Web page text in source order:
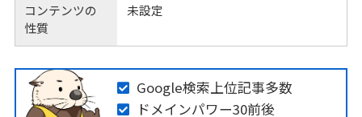
コンテンツの
性質
未設定
Google検索上位記事多数
ドメインパワー30前後